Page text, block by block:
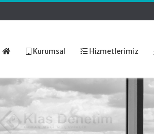
Kurumsal Hizmetlerimiz